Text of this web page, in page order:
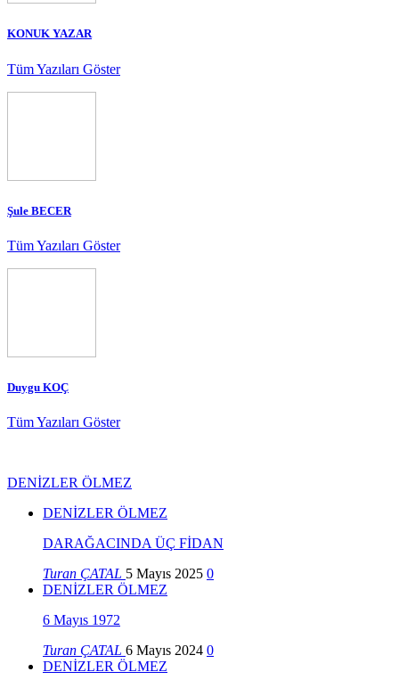
KONUK YAZAR
Tüm Yazıları Göster
Şule BECER
Tüm Yazıları Göster
Duygu KOÇ
Tüm Yazıları Göster
DENİZLER ÖLMEZ
DENİZLER ÖLMEZ
DARAĞACINDA ÜÇ FİDAN
Turan ÇATAL 5 Mayıs 2025 0
DENİZLER ÖLMEZ
6 Mayıs 1972
Turan ÇATAL 6 Mayıs 2024 0
DENİZLER ÖLMEZ